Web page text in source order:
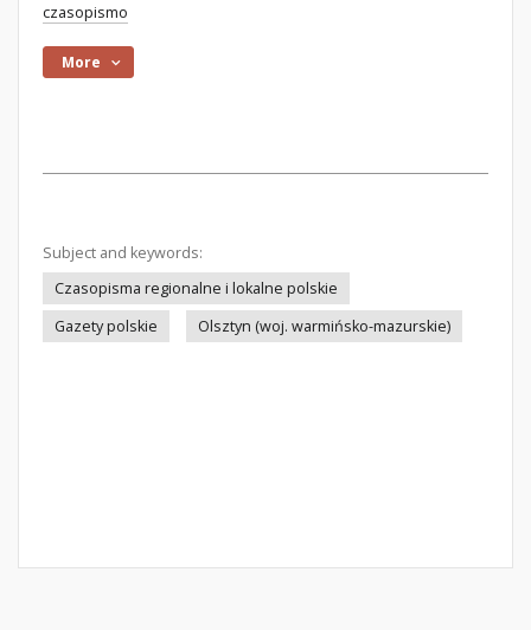
czasopismo
More
Subject and keywords:
Czasopisma regionalne i lokalne polskie
Gazety polskie
Olsztyn (woj. warmińsko-mazurskie)